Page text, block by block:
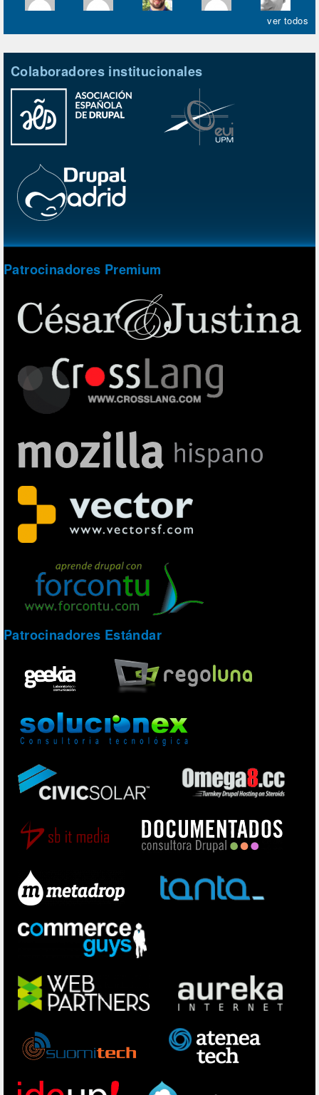
ver todos
Colaboradores institucionales
Patrocinadores Premium
Patrocinadores Estándar